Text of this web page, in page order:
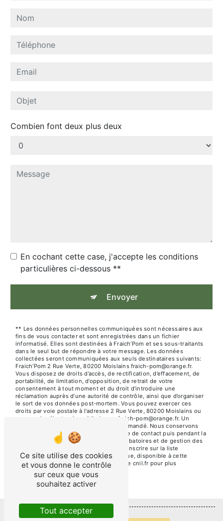
Combien font deux plus deux
En cochant cette case, j'accepte les conditions
particulières ci-dessous **
Envoyer
** Les données personnelles communiquées sont nécessaires aux
fins de vous contacter et sont enregistrées dans un fichier
informatisé. Elles sont destinées à Fraich'Pom et ses sous-traitants
dans le seul but de répondre à votre message. Les données
collectées seront communiquées aux seuls destinataires suivants:
Fraich'Pom 2 Rue Verte, 80200 Moislains fraich-pom@orange.fr.
Vous disposez de droits d’accès, de rectification, d’effacement, de
portabilité, de limitation, d’opposition, de retrait de votre
consentement à tout moment et du droit d’introduire une
réclamation auprès d’une autorité de contrôle, ainsi que d’organiser
le sort de vos données post-mortem. Vous pouvez exercer ces
droits par voie postale à l'adresse 2 Rue Verte, 80200 Moislains ou
par courrier électronique à l'adresse fraich-pom@orange.fr. Un
justificatif d'identité pourra vous être demandé. Nous conservons
vos données pendant la période de prise de contact puis pendant la
durée de prescription légale aux fins probatoires et de gestion des
contentieux. Vous avez le droit de vous inscrire sur la liste
d'opposition au démarchage téléphonique, disponible à cette
adresse: Bloctel.gouv.fr . Consultez le site cnil.fr pour plus
Ce site utilise des cookies
et vous donne le contrôle
sur ceux que vous
souhaitez activer
Tout accepter